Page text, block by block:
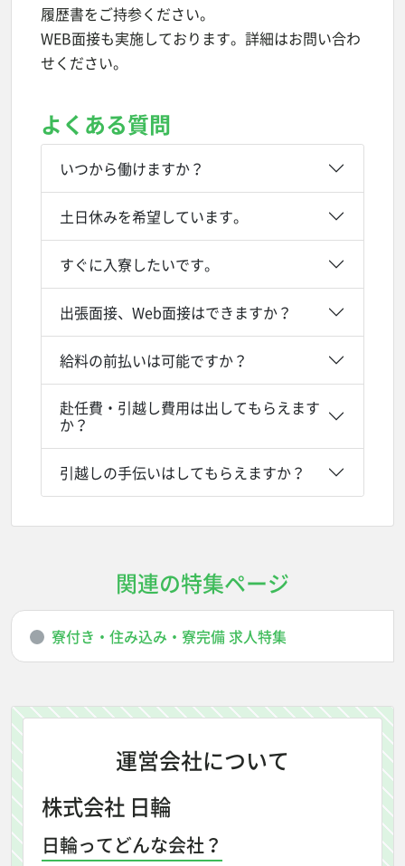
履歴書をご持参ください。
WEB面接も実施しております。詳細はお問い合わ
せください。
よくある質問
いつから働けますか？
土日休みを希望しています。
すぐに入寮したいです。
出張面接、Web面接はできますか？
給料の前払いは可能ですか？
赴任費・引越し費用は出してもらえます
か？
引越しの手伝いはしてもらえますか？
関連の特集ページ
寮付き・住み込み・寮完備 求人特集
運営会社について
株式会社 日輪
日輪ってどんな会社？